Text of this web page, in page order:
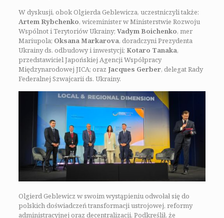
W dyskusji, obok Olgierda Geblewicza, uczestniczyli także:
Artem Rybchenko, wiceminister w Ministerstwie Rozwoju
Wspólnot i Terytoriów Ukrainy; Vadym Boichenko, mer
Mariupola; Oksana Markarova, doradczyni Prezydenta
Ukrainy ds. odbudowy i inwestycji; Kotaro Tanaka,
przedstawiciel Japońskiej Agencji Współpracy
Międzynarodowej JICA; oraz Jacques Gerber, delegat Rady
Federalnej Szwajcarii ds. Ukrainy.
Olgierd Geblewicz w swoim wystąpieniu odwołał się do
polskich doświadczeń transformacji ustrojowej, reformy
administracyjnej oraz decentralizacji. Podkreślił, że